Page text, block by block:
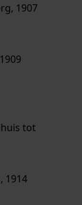
1907
tot
1914